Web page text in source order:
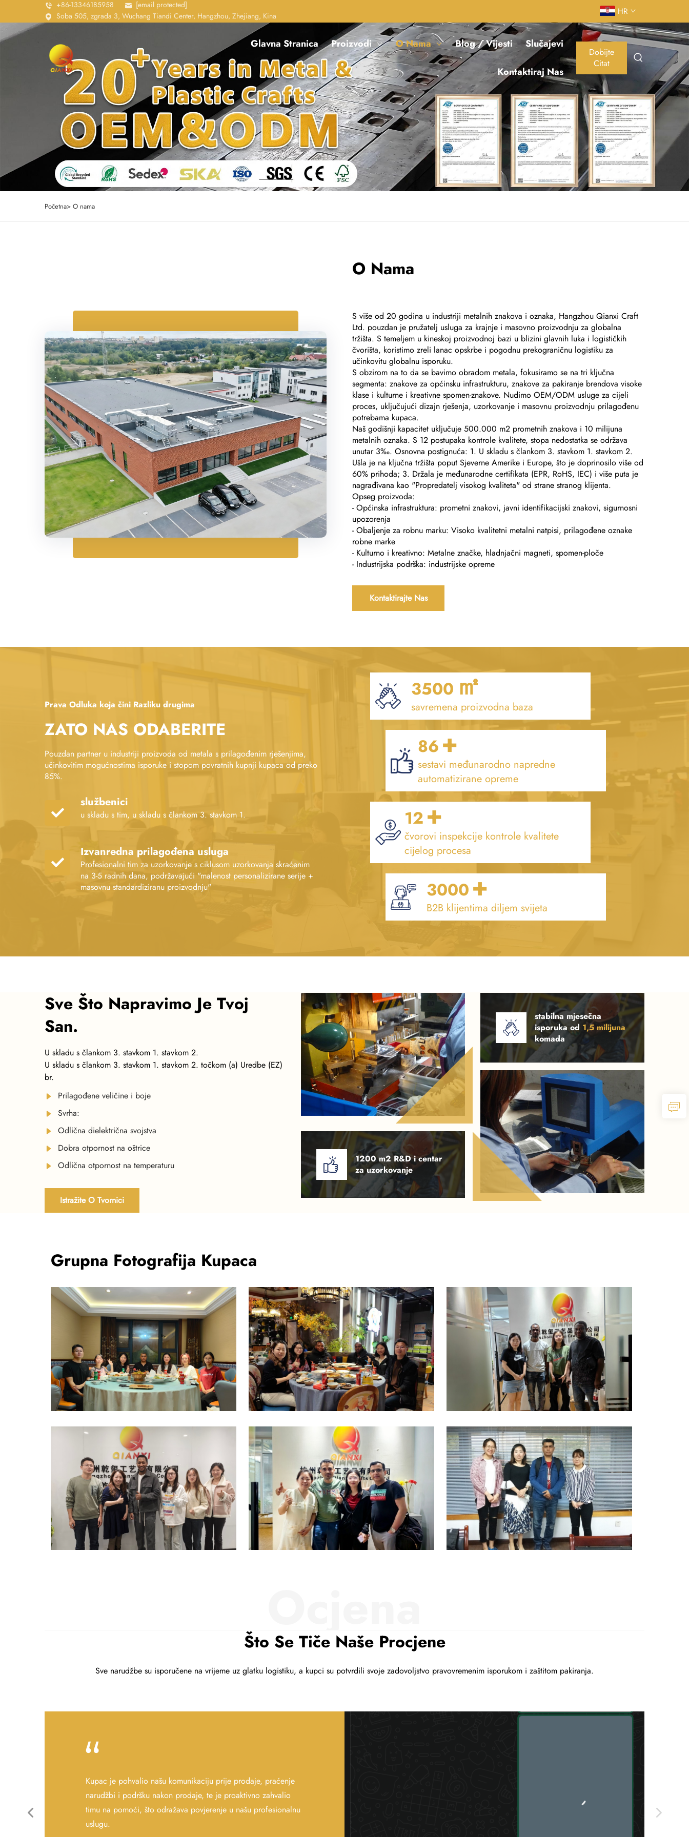
+86-13346185958
[email protected]
Soba 505, zgrada 3, Wuchang Tiandi Center, Hangzhou, Zhejiang, Kina
HR
Glavna Stranica Proizvodi O Nama Blog / Vijesti Slučajevi
Kontaktiraj Nas
Dobijte
Citat
Početna> O nama
O Nama
S više od 20 godina u industriji metalnih znakova i oznaka, Hangzhou Qianxi Craft
Ltd. pouzdan je pružatelj usluga za krajnje i masovno proizvodnju za globalna
tržišta. S temeljem u kineskoj proizvodnoj bazi u blizini glavnih luka i logističkih
čvorišta, koristimo zreli lanac opskrbe i pogodnu prekograničnu logistiku za
učinkovitu globalnu isporuku.
S obzirom na to da se bavimo obradom metala, fokusiramo se na tri ključna
segmenta: znakove za općinsku infrastrukturu, znakove za pakiranje brendova visoke
klase i kulturne i kreativne spomen-znakove. Nudimo OEM/ODM usluge za cijeli
proces, uključujući dizajn rješenja, uzorkovanje i masovnu proizvodnju prilagođenu
potrebama kupaca.
Naš godišnji kapacitet uključuje 500.000 m2 prometnih znakova i 10 milijuna
metalnih oznaka. S 12 postupaka kontrole kvalitete, stopa nedostatka se održava
unutar 3‰. Osnovna postignuća: 1. U skladu s člankom 3. stavkom 1. stavkom 2.
Ušla je na ključna tržišta poput Sjeverne Amerike i Europe, što je doprinosilo više od
60% prihoda; 3. Držala je međunarodne certifikata (EPR, RoHS, IEC) i više puta je
nagrađivana kao "Propredatelj visokog kvaliteta" od strane stranog klijenta.
Opseg proizvoda:
- Općinska infrastruktura: prometni znakovi, javni identifikacijski znakovi, sigurnosni
upozorenja
- Obaljenje za robnu marku: Visoko kvalitetni metalni natpisi, prilagođene oznake
robne marke
- Kulturno i kreativno: Metalne značke, hladnjačni magneti, spomen-ploče
- Industrijska podrška: industrijske opreme
Kontaktirajte Nas
Prava Odluka koja čini Razliku drugima
ZATO NAS ODABERITE
Pouzdan partner u industriji proizvoda od metala s prilagođenim rješenjima,
učinkovitim mogućnostima isporuke i stopom povratnih kupnji kupaca od preko
85%.
službenici
u skladu s tim, u skladu s člankom 3. stavkom 1.
Izvanredna prilagođena usluga
Profesionalni tim za uzorkovanje s ciklusom uzorkovanja skraćenim
na 3-5 radnih dana, podržavajući "malenost personalizirane serije +
masovnu standardiziranu proizvodnju"
3500 ㎡
savremena proizvodna baza
86+
sestavi međunarodno napredne
automatizirane opreme
12+
čvorovi inspekcije kontrole kvalitete
cijelog procesa
3000+
B2B klijentima diljem svijeta
Sve Što Napravimo Je Tvoj
San.
U skladu s člankom 3. stavkom 1. stavkom 2.
U skladu s člankom 3. stavkom 1. stavkom 2. točkom (a) Uredbe (EZ)
br.
Prilagođene veličine i boje
Svrha:
Odlična dielektrična svojstva
Dobra otpornost na oštrice
Odlična otpornost na temperaturu
Istražite O Tvornici
1200 m2 R&D i centar
za uzorkovanje
stabilna mjesečna
isporuka od 1,5 milijuna
komada
Grupna Fotografija Kupaca
Što Se Tiče Naše Procjene
Sve narudžbe su isporučene na vrijeme uz glatku logistiku, a kupci su potvrdili svoje zadovoljstvo pravovremenim isporukom i zaštitom pakiranja.
Kupac je pohvalio našu komunikaciju prije prodaje, praćenje
narudžbi i podršku nakon prodaje, te je proaktivno zahvalio
timu na pomoći, što odražava povjerenje u našu profesionalnu
uslugu.